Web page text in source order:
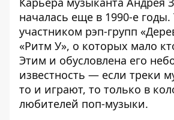
началась еще в 1990-е годы.
участником рэп-групп
«Ритм У», о которых мало
Этим и обусловлена его
известность — если треки
то и играют, то только в
любителей поп-музыки.